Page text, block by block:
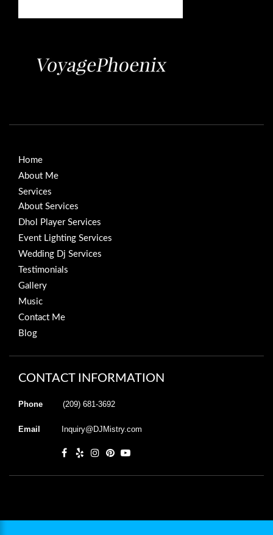
Home
About Me
Services
About Services
Dhol Player Services
Event Lighting Services
Wedding Dj Services
Testimonials
Gallery
Music
Contact Me
Blog
CONTACT INFORMATION
Phone (209) 681-3692
Email Inquiry@DJMistry.com